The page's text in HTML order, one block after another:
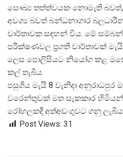
සෞඛ් ය තත්ත්වයක නොමැති
අවශ් ය බවත් බන්ධනාගාර
වාර්තාවක සඳහන් විය. මේ
පරීක්ෂණවල ප්රගති වාර්තාවක්
ලෙස පොලිසියට නියෝග කළ
කල් තැබීය.
පසුගිය මැයි 8 වැනිදා
වරෙන්තුවක් මත සැකකාර
රෝහලකදී අත්අඩංගුවට ගනු
Post Views: 31